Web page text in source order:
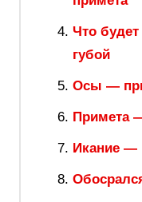
Что
губой
Осы —
Примета
Икание —